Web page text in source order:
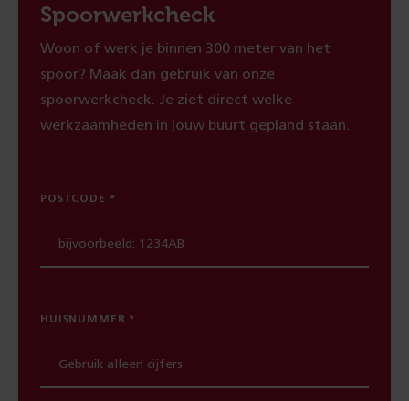
Spoorwerkcheck
Woon of werk je binnen 300 meter van het
spoor? Maak dan gebruik van onze
spoorwerkcheck. Je ziet direct welke
werkzaamheden in jouw buurt gepland staan.
POSTCODE
HUISNUMMER